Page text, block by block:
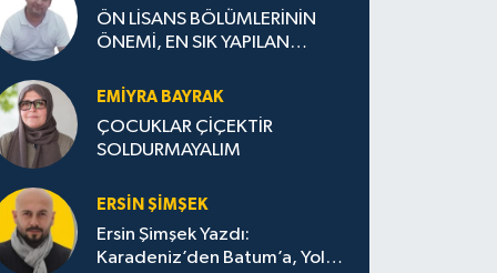
ÖN LİSANS BÖLÜMLERİNİN
ÖNEMİ, EN SIK YAPILAN
STRATEJİLERİ
EMIYRA BAYRAK
ÇOCUKLAR ÇİÇEKTİR
SOLDURMAYALIM
ERSIN ŞIMŞEK
Ersin Şimşek Yazdı:
Karadeniz’den Batum’a, Yolun